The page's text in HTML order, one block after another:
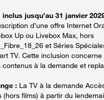
jusqu’au 31 janvier
d’une offre Internet
Up ou Livebox Max, hors
et Séries
TV. Cette inclusion
contenus à la demande et
: La TV à la demande
(hors films) à partir du